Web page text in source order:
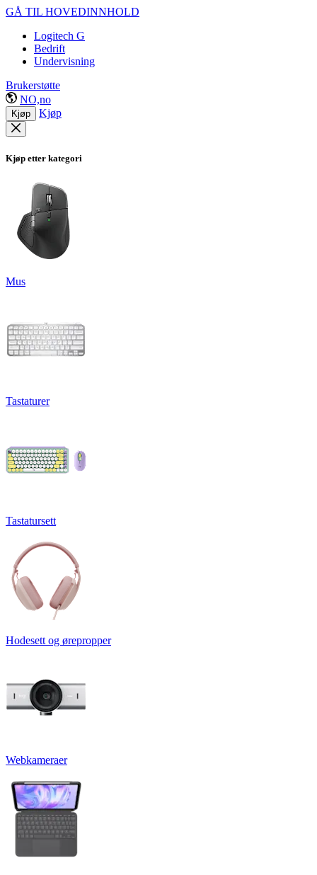
GÅ TIL HOVEDINNHOLD
Logitech G
Bedrift
Undervisning
Brukerstøtte
NO,no
Kjøp Kjøp
Kjøp etter kategori
Mus
Tastaturer
Tastatursett
Hodesett og ørepropper
Webkameraer